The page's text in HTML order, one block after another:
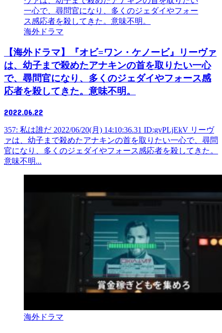
海外ドラマ
【海外ドラマ】『オビ=ワン・ケノービ』リーヴァ
は、幼子まで殺めたアナキンの首を取りたい一心
で、尋問官になり、多くのジェダイやフォース感
応者を殺してきた。意味不明。
2022.06.22
357: 私は誰だ 2022/06/20(月) 14:10:36.31 ID:gvPLjEkV リーヴ
ァは、幼子まで殺めたアナキンの首を取りたい一心で、尋問
官になり、多くのジェダイやフォース感応者を殺してきた。
意味不明...
海外ドラマ